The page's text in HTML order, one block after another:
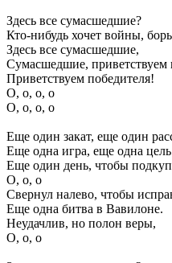
Здесь все сумасшедшие?
Кто-нибудь хочет войны,
Здесь все сумасшедшие,
Сумасшедшие, приветствуем
Приветствуем победителя!
О, о, о, о
О, о, о, о
Еще один закат, еще один
Еще одна игра, еще одна
Еще один день, чтобы
О, о, о
Свернул налево, чтобы
Еще одна битва в Вавилоне.
Неудачлив, но полон веры,
О, о, о